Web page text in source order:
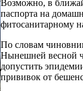
Возможно, в
паспорта на
фитосанитарному
По словам
Нынешней весной
допустить
прививок от